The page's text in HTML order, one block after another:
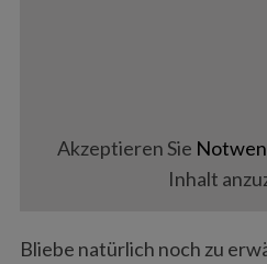
Akzeptieren Sie
Inhalt
Bliebe natürlich noch zu